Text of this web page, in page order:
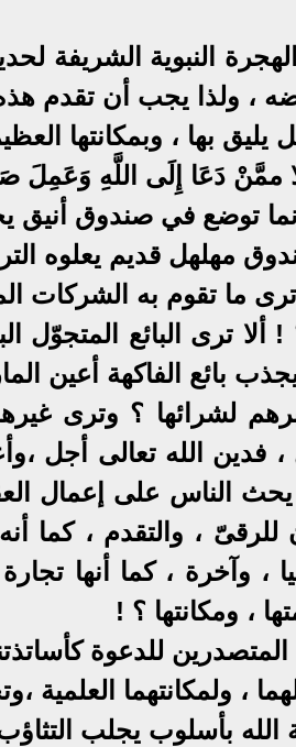
النبوية الشريفة
، ولذا يجب أن تقدم
بها ، وبمكانتها
دَعَا إِلَى اللَّهِ وَعَمِلَ
توضع في صندوق أنيق
مهلهل قديم يعلوه
ترى ما تقوم به الشركات
ألا ترى البائع
بائع الفاكهة أعين
لشرائها ؟ وترى
، فدين الله تعالى أجل
الناس على إعمال
للرقىّ ، والتقدم ، كما
، وآخرة ، كما أنها
، ومكانتها ؟ !
للدعوة
، ولمكانتهما العلمية
الله بأسلوب يجلب